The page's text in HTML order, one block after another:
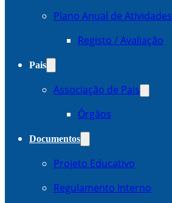
Plano Anual de Atividades
Registo / Avaliação
Pais
Associação de Pais
Órgãos
Documentos
Projeto Educativo
Regulamento Interno